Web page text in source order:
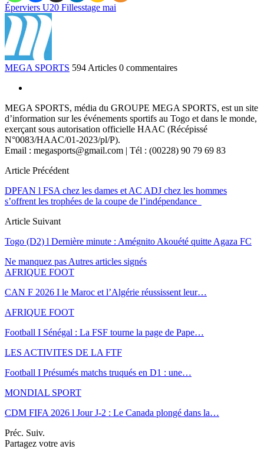
Éperviers U20 Fillesstage mai
MEGA SPORTS 594 Articles 0 commentaires
MEGA SPORTS, média du GROUPE MEGA SPORTS, est un site
d’information sur les événements sportifs au Togo et dans le monde,
exerçant sous autorisation officielle HAAC (Récépissé
N°0083/HAAC/01-2023/pl/P).
Email : megasports@gmail.com | Tél : (00228) 90 79 69 83
Article Précédent
DPFAN l FSA chez les dames et AC ADJ chez les hommes
s’offrent les trophées de la coupe de l’indépendance
Article Suivant
Togo (D2) l Dernière minute : Amégnito Akouété quitte Agaza FC
Ne manquez pas Autres articles signés
AFRIQUE FOOT
CAN F 2026 I le Maroc et l’Algérie réussissent leur…
AFRIQUE FOOT
Football I Sénégal : La FSF tourne la page de Pape…
LES ACTIVITES DE LA FTF
Football I Présumés matchs truqués en D1 : une…
MONDIAL SPORT
CDM FIFA 2026 l Jour J-2 : Le Canada plongé dans la…
Préc. Suiv.
Partagez votre avis